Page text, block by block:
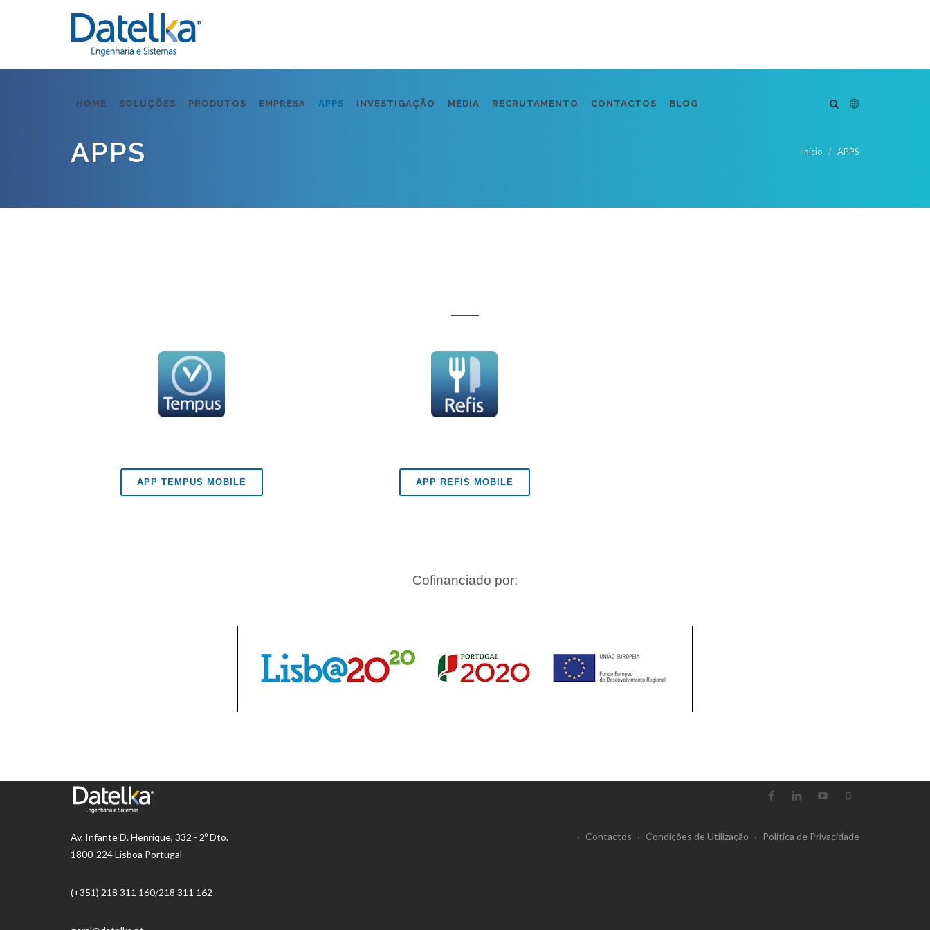
HOME SOLUÇÕES PRODUTOS EMPRESA APPS INVESTIGAÇÃO MEDIA RECRUTAMENTO CONTACTOS BLOG
APPS Início APPS
APP TEMPUS MOBILE APP REFIS MOBILE
Cofinanciado por:
Av. Infante D. Henrique, 332 - 2º Dto.
1800-224 Lisboa Portugal
(+351) 218 ​​311 160/218 311 162
· Contactos · Condições de Utilização · Política de Privacidade